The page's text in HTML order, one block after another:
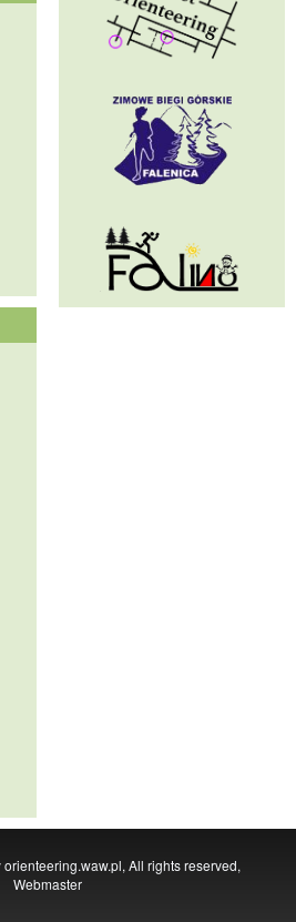
All rights reserved,
Webmaster